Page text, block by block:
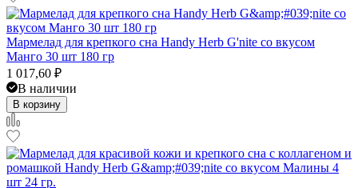
Мармелад для крепкого сна Handy Herb G'nite со вкусом
Манго 30 шт 180 гр
1 017,60 ₽
В наличии
В корзину